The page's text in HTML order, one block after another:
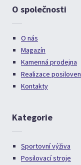
O společnosti
O nás
Magazín
Kamenná prodejna
Realizace posiloven
Kontakty
Kategorie
Sportovní výživa
Posilovací stroje